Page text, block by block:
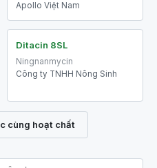
Apollo Việt Nam
Ditacin 8SL
Ningnanmycin
Công ty TNHH Nông Sinh
cùng hoạt chất